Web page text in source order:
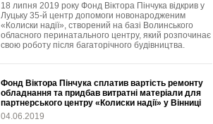
18 липня 2019 року Фонд Віктора Пінчука відкрив у
Луцьку 35-й центр допомоги новонародженим
«Колиски надії», створений на базі Волинського
обласного перинатального центру, який розпочинає
свою роботу після багаторічного будівництва.
Фонд Віктора Пінчука сплатив вартість ремонту
обладнання та придбав витратні матеріали для
партнерського центру «Колиски надії» у Вінниці
04.06.2019